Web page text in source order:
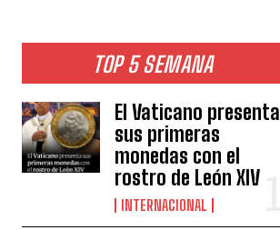
TOP 5 SEMANA
El Vaticano presenta
sus primeras
monedas con el
rostro de León XIV
INTERNACIONAL